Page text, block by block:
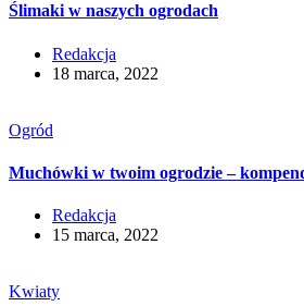
Ślimaki w naszych ogrodach
Redakcja
18 marca, 2022
Ogród
Muchówki w twoim ogrodzie –
Redakcja
15 marca, 2022
Kwiaty